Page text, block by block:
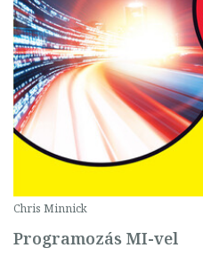
Chris Minnick
Programozás MI-vel